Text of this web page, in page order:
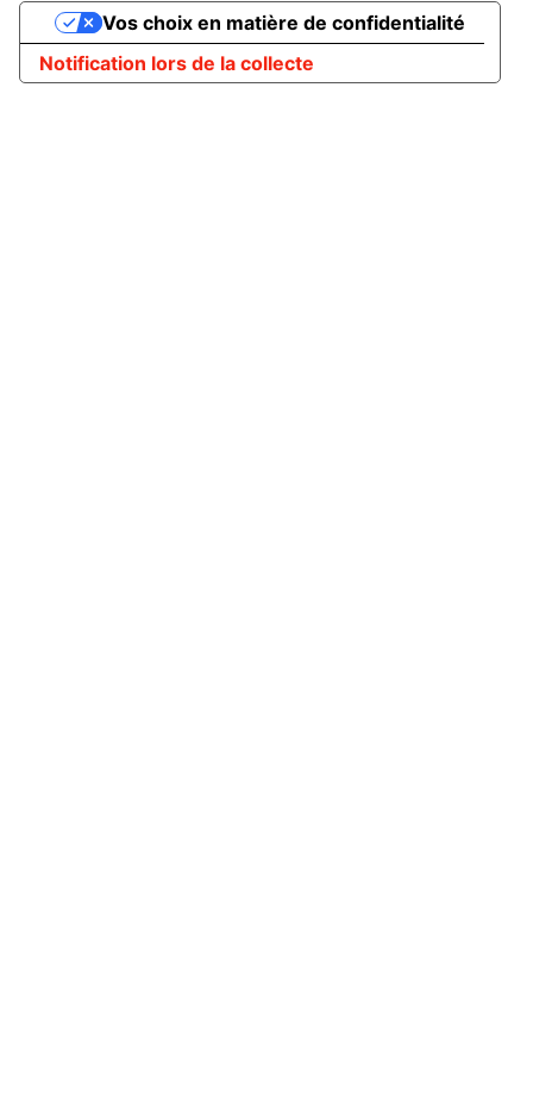
Notification lors de la collecte
Vos choix en matière de confidentialité